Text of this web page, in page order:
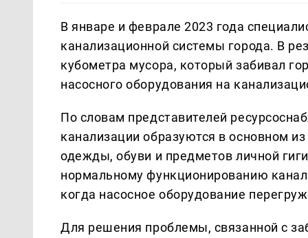
В январе и феврале 2023 года
канализационной системы города. В
кубометра мусора, который забивал
насосного оборудования на
По словам представителей
канализации образуются в основном
одежды, обуви и предметов личной
нормальному функционированию
когда насосное оборудование
Для решения проблемы, связанной с